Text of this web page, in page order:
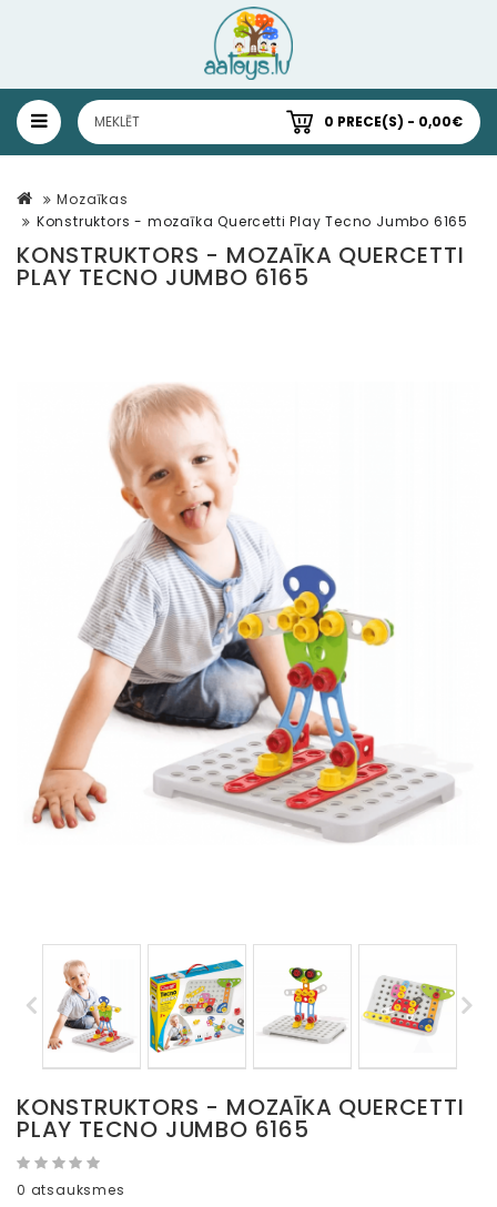
0 PRECE(S) - 0,00€
Mozaīkas
Konstruktors - mozaīka Quercetti Play Tecno Jumbo 6165
KONSTRUKTORS - MOZAĪKA QUERCETTI
PLAY TECNO JUMBO 6165
KONSTRUKTORS - MOZAĪKA QUERCETTI
PLAY TECNO JUMBO 6165
0 atsauksmes